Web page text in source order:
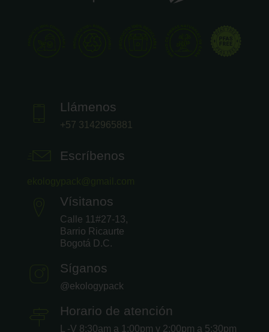
Llámenos
+57 3142965881
Escríbenos
Vísitanos
Calle 11#27-13,
Barrio Ricaurte
Bogotá D.C.
Síganos
@ekologypack
Horario de atención
L -V 8:30am a 1:00pm y 2:00pm a 5:30pm